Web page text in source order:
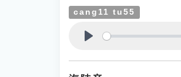
cang11 tu55